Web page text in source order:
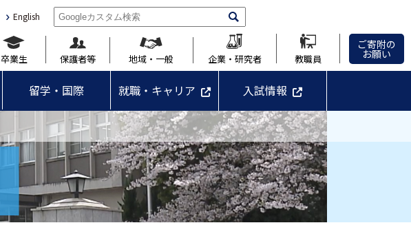
English
卒業生 保護者等 地域・一般 企業・研究者 教職員
ご寄附の
お願い
留学・国際 就職・キャリア 入試情報